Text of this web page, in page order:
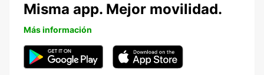
Misma app. Mejor movilidad.
Más información